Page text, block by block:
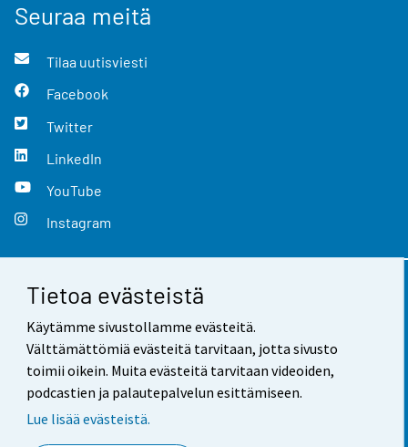
Tietoa evästeistä
Käytämme sivustollamme evästeitä.
Välttämättömiä evästeitä tarvitaan, jotta sivusto
toimii oikein. Muita evästeitä tarvitaan videoiden,
podcastien ja palautepalvelun esittämiseen.
Lue lisää evästeistä.
Seuraa meitä
Tilaa uutisviesti
Facebook
Twitter
LinkedIn
YouTube
Instagram
Yhteystiedot
Palaute
Käyttöehdot